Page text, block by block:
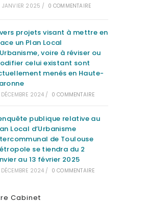
JANVIER 2025 / 0 COMMENTAIRE
projets visant à mettre en
un Plan Local
voire à réviser ou
celui existant sont
menés en Haute-
2024 / 0 COMMENTAIRE
publique relative au
Local d’Urbanisme
de Toulouse
se tiendra du 2
au 13 février 2025
2024 / 0 COMMENTAIRE
Cabinet